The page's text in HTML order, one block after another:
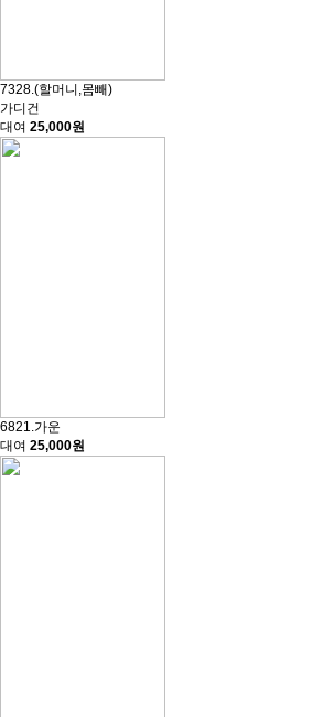
7328.(할머니,몸빼)
가디건
대여 25,000원
6821.가운
대여 25,000원